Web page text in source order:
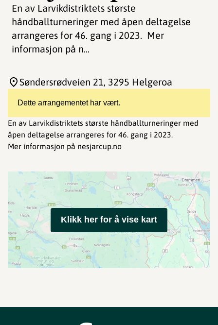
En av Larvikdistriktets største
håndballturneringer med åpen deltagelse
arrangeres for 46. gang i 2023. Mer
informasjon på n...
Dette arrangementet har vært.
En av Larvikdistriktets største håndballturneringer med
åpen deltagelse arrangeres for 46. gang i 2023.
Mer informasjon på nesjarcup.no
Søndersrødveien 21, 3295 Helgeroa
Klikk her for å vise kart